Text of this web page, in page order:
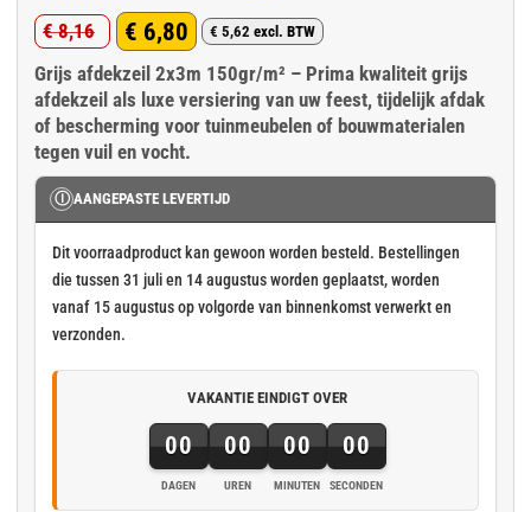
Gewaardeerd
4.6op 5
gebaseerd
op
5
klant
waarderingen
€8,16
Oorspronkelijke
prijs
was:
€ 8,16.
€ 6,80
Huidige
prijs
is:
€ 6,80.
€ 5,62 excl. BTW
Grijs afdekzeil 2x3m 150gr/m² – Prima kwaliteit grijs
afdekzeil als luxe versiering van uw feest, tijdelijk afdak
of bescherming voor tuinmeubelen of bouwmaterialen
tegen vuil en vocht.
Ⓘ AANGEPASTE LEVERTIJD
Dit voorraadproduct kan gewoon worden besteld. Bestellingen
die tussen 31 juli en 14 augustus worden geplaatst, worden
vanaf 15 augustus op volgorde van binnenkomst verwerkt en
verzonden.
VAKANTIE EINDIGT OVER
00
DAGEN
00
UREN
00
MINUTEN
00
SECONDEN